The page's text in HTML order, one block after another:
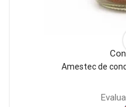
Amestec de